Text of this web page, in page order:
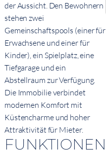
der Aussicht. Den Bewohnern
stehen zwei
Gemeinschaftspools (einer für
Erwachsene und einer für
Kinder), ein Spielplatz, eine
Tiefgarage und ein
Abstellraum zur Verfügung.
Die Immobilie verbindet
modernen Komfort mit
Küstencharme und hoher
Attraktivität für Mieter.
FUNKTIONEN